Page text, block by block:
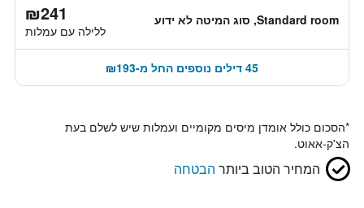
Standard room, סוג המיטה לא ידוע ₪241
ללילה עם עמלות
45 דילים נוספים החל מ-₪193
*הסכום כולל אומדן מיסים מקומיים ועמלות שיש לשלם בעת
הצ'ק-אאוט.
המחיר הטוב ביותר הבטחה